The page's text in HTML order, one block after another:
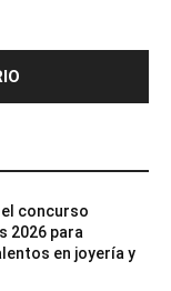
concurso
2026 para
en joyería y